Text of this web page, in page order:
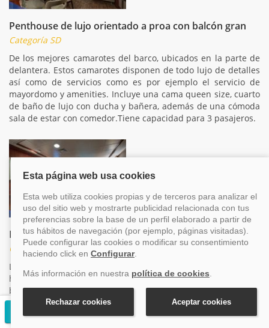
Penthouse de lujo orientado a proa con balcón gran
Categoría SD
De los mejores camarotes del barco, ubicados en la parte de
delantera. Estos camarotes disponen de todo lujo de detalles
así como de servicios como es por ejemplo el servicio de
mayordomo y amenities. Incluye una cama queen size, cuarto
de baño de lujo con ducha y bañera, además de una cómoda
sala de estar con comedor.Tiene capacidad para 3 pasajeros.
Penthouse en la popa con balcón
Categoría SN
La Penthouse esta situada en la parte trasera del barco lo que
hace que tenga unas vistas ideales para ver el mar desde el
balcón. Incluye un dormitorio con una cama queen size, un
sofá-cama individual, cuarto de baño de lujo con ducha y
bañera, salón para disfrutar de unos momentos de relajación.